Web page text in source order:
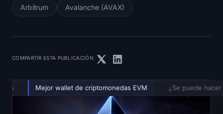
Arbitrum Avalanche (AVAX)
COMPARTIR ESTA PUBLICACIÓN
Mejor wallet de criptomonedas EVM ¿Se puede